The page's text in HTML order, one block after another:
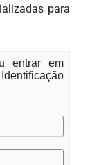
para
entrar em